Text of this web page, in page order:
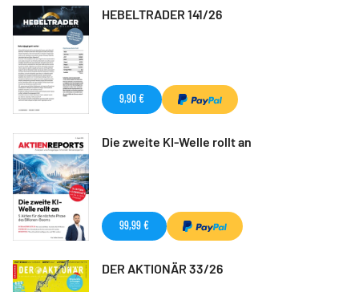
HEBELTRADER 141/26
9,90 €
Die zweite KI-Welle rollt an
99,99 €
DER AKTIONÄR 33/26